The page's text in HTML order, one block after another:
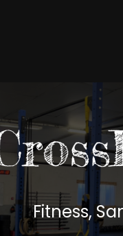
Fitness,